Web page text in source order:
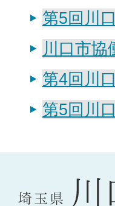
第5回川
川口市
第4回川
第5回川